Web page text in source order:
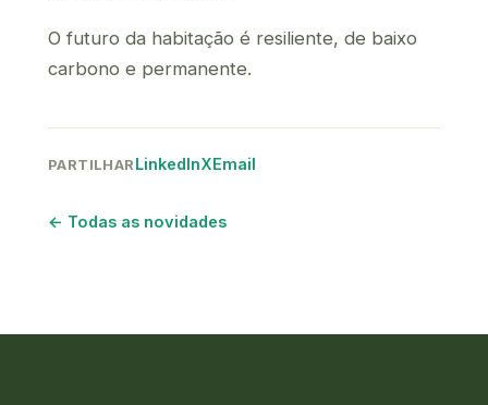
O futuro da habitação é resiliente, de baixo
carbono e permanente.
PARTILHARLinkedInXEmail
← Todas as novidades